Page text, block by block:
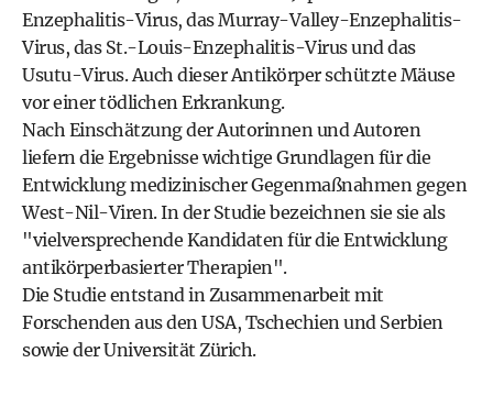
Enzephalitis-Virus, das Murray-Valley-Enzephalitis-
Virus, das St.-Louis-Enzephalitis-Virus und das
Usutu-Virus. Auch dieser Antikörper schützte Mäuse
vor einer tödlichen Erkrankung.
Nach Einschätzung der Autorinnen und Autoren
liefern die Ergebnisse wichtige Grundlagen für die
Entwicklung medizinischer Gegenmaßnahmen gegen
West-Nil-Viren. In der Studie bezeichnen sie sie als
"vielversprechende Kandidaten für die Entwicklung
antikörperbasierter Therapien".
Die Studie entstand in Zusammenarbeit mit
Forschenden aus den USA, Tschechien und Serbien
sowie der Universität Zürich.